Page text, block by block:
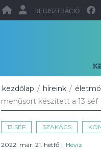
REGISZTRÁCIÓ
kezdőlap / híreink /
menüsort készített a 13 séf
13 SÉF SZAKÁCS
2022. már. 21. hétfő | Hévíz